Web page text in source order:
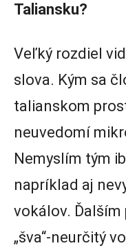
Taliansku?
Veľký rozdiel
slova. Kým sa
talianskom
neuvedomí
Nemyslím tým
napríklad aj
vokálov.
„šva“-neurčitý